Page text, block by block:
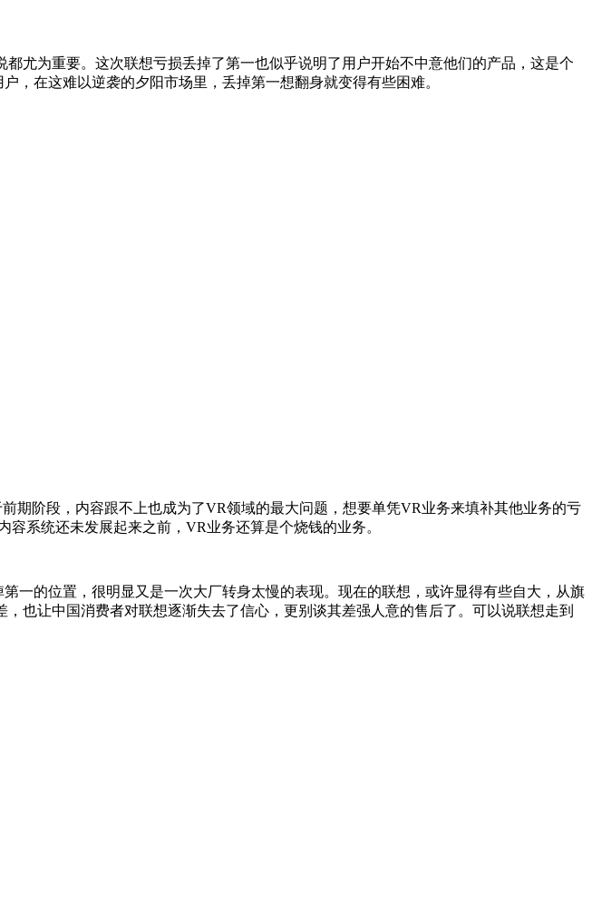
为重要。这次联想亏损丢掉了第一也似乎说明了用户开始不中意他们的产品，这是个
，在这难以逆袭的夕阳市场里，丢掉第一想翻身就变得有些困难。
阶段，内容跟不上也成为了VR领域的最大问题，想要单凭VR业务来填补其他业务的亏
系统还未发展起来之前，VR业务还算是个烧钱的业务。
的位置，很明显又是一次大厂转身太慢的表现。现在的联想，或许显得有些自大，从旗
也让中国消费者对联想逐渐失去了信心，更别谈其差强人意的售后了。可以说联想走到